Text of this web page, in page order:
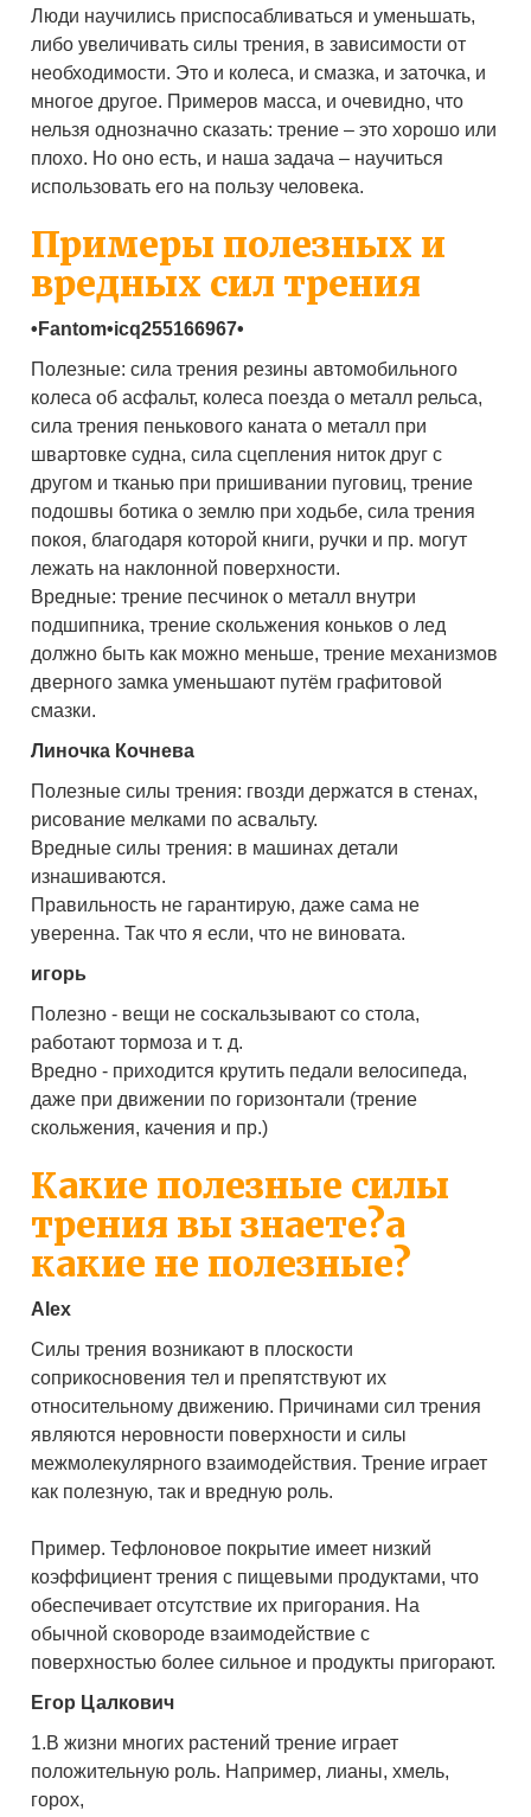
Люди научились приспосабливаться и уменьшать,
либо увеличивать силы трения, в зависимости от
необходимости. Это и колеса, и смазка, и заточка, и
многое другое. Примеров масса, и очевидно, что
нельзя однозначно сказать: трение – это хорошо или
плохо. Но оно есть, и наша задача – научиться
использовать его на пользу человека.
Примеры полезных и
вредных сил трения
•Fantom•icq255166967•
Полезные: сила трения резины автомобильного
колеса об асфальт, колеса поезда о металл рельса,
сила трения пенькового каната о металл при
швартовке судна, сила сцепления ниток друг с
другом и тканью при пришивании пуговиц, трение
подошвы ботика о землю при ходьбе, сила трения
покоя, благодаря которой книги, ручки и пр. могут
лежать на наклонной поверхности.
Вредные: трение песчинок о металл внутри
подшипника, трение скольжения коньков о лед
должно быть как можно меньше, трение механизмов
дверного замка уменьшают путём графитовой
смазки.
Линочка Кочнева
Полезные силы трения: гвозди держатся в стенах,
рисование мелками по асвальту.
Вредные силы трения: в машинах детали
изнашиваются.
Правильность не гарантирую, даже сама не
уверенна. Так что я если, что не виновата.
игорь
Полезно - вещи не соскальзывают со стола,
работают тормоза и т. д.
Вредно - приходится крутить педали велосипеда,
даже при движении по горизонтали (трение
скольжения, качения и пр.)
Какие полезные силы
трения вы знаете?а
какие не полезные?
Аlex
Силы трения возникают в плоскости
соприкосновения тел и препятствуют их
относительному движению. Причинами сил трения
являются неровности поверхности и силы
межмолекулярного взаимодействия. Трение играет
как полезную, так и вредную роль.
Пример. Тефлоновое покрытие имеет низкий
коэффициент трения с пищевыми продуктами, что
обеспечивает отсутствие их пригорания. На
обычной сковороде взаимодействие с
поверхностью более сильное и продукты пригорают.
Егор Цалкович
1.В жизни многих растений трение играет
положительную роль. Например, лианы, хмель,
горох,